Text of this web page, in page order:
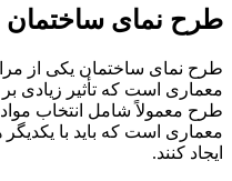
طرح نمای ساختمان
طرح نمای ساختمان یکی از
معماری است که تأثیر زیادی
طرح معمولاً شامل انتخاب مواد
معماری است که باید با یکدیگر
ایجاد کنند.